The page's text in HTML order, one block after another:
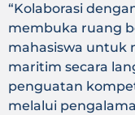
“Kolaborasi
membuka ruang
mahasiswa untuk
maritim secara
penguatan
melalui